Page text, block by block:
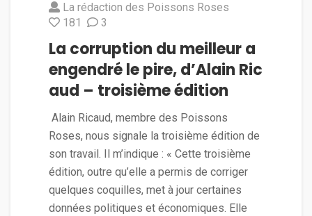
La rédaction des Poissons Roses
181
3
La corruption du meilleur a
engendré le pire, d’Alain Ric
aud – troisième édition
Alain Ricaud, membre des Poissons
Roses, nous signale la troisième édition de
son travail. Il m’indique : « Cette troisième
édition, outre qu’elle a permis de corriger
quelques coquilles, met à jour certaines
données politiques et économiques. Elle